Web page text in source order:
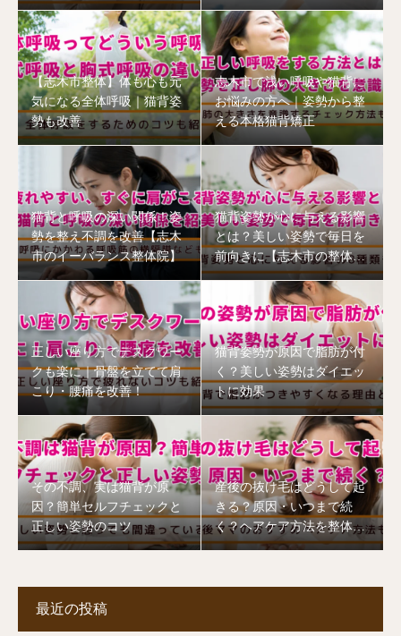
【志木市整体】体も心も元
気になる全体呼吸｜猫背姿
勢も改善
志木市で浅い呼吸や猫背に
お悩みの方へ｜姿勢から整
える本格猫背矯正
猫背と呼吸の深い関係！姿
勢を整え不調を改善【志木
市のイーバランス整体院】
猫背姿勢が心に与える影響
とは？美しい姿勢で毎日を
前向きに【志木市の整体
院】
正しい座り方でデスクワー
クも楽に｜骨盤を立てて肩
こり・腰痛を改善！
猫背姿勢が原因で脂肪が付
く？美しい姿勢はダイエッ
トに効果
その不調、実は猫背が原
因？簡単セルフチェックと
正しい姿勢のコツ
産後の抜け毛はどうして起
きる？原因・いつまで続
く？ヘアケア方法を整体師
が解説【志木市】
最近の投稿